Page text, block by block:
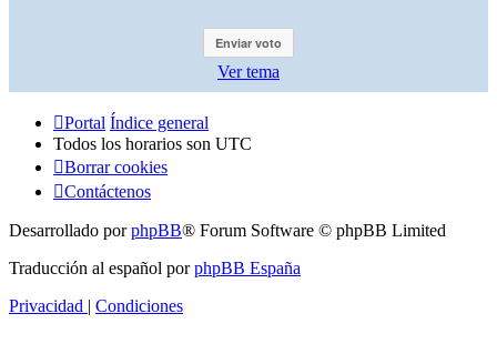
Ver tema
Portal Índice general
Todos los horarios son UTC
Borrar cookies
Contáctenos
Desarrollado porphpBB® Forum Software © phpBB Limited
Traducción al español porphpBB España
Privacidad | Condiciones